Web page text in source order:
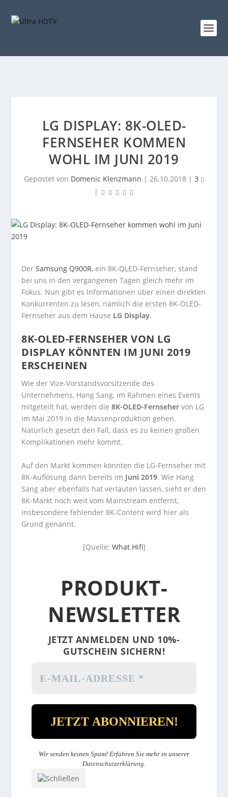
LG DISPLAY: 8K-OLED-
FERNSEHER KOMMEN
WOHL IM JUNI 2019
Gepostet von Domenic Klenzmann | 26.10.2018 | 3
|
DerSamsung Q900R, ein 8K-QLED-Fernseher, stand
bei uns in den vergangenen Tagen gleich mehr im
Fokus. Nun gibt es Informationen über einen direkten
Konkurrenten zu lesen, nämlich die ersten 8K-OLED-
Fernseher aus dem Hause LG Display.
8K-OLED-FERNSEHER VON LG
DISPLAY KÖNNTEN IM JUNI 2019
ERSCHEINEN
Wie der Vize-Vorstandsvorsitzende des
Unternehmens, Hang Sang, im Rahmen eines Events
mitgeteilt hat, werden die8K-OLED-Fernseher von LG
im Mai 2019 in die Massenproduktion gehen.
Natürlich gesetzt den Fall, dass es zu keinen großen
Komplikationen mehr kommt.
Auf den Markt kommen könnten die LG-Fernseher mit
8K-Auflösung dann bereits im Juni 2019. Wie Hang
Sang aber ebenfalls hat verlauten lassen, sieht er den
8K-Markt noch weit vom Mainstream entfernt,
insbesondere fehlender 8K-Content wird hier als
Grund genannt.
[Quelle: What Hifi]
PRODUKT-
NEWSLETTER
JETZT ANMELDEN UND 10%-
GUTSCHEIN SICHERN!
Wir senden keinen Spam! Erfahren Sie mehr in unserer
Datenschutzerklärung.